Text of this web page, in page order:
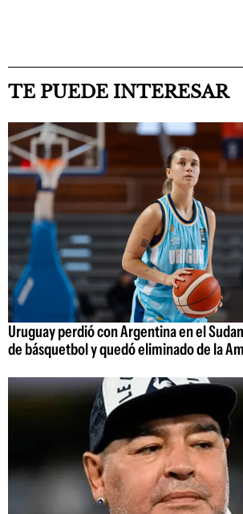
TE PUEDE INTERESAR
Uruguay perdió con Argentina en el
de básquetbol y quedó eliminado de la